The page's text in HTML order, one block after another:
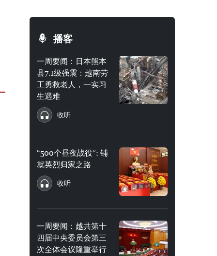
播客
一周要闻：日本熊本
县7.1级强震：越南劳
工勇救老人，一实习
生遇难
收听
“500个昼夜战役”: 铺
就英烈归家之路
收听
一周要闻：越共第十
四届中央委员会第三
次全体会议隆重举行